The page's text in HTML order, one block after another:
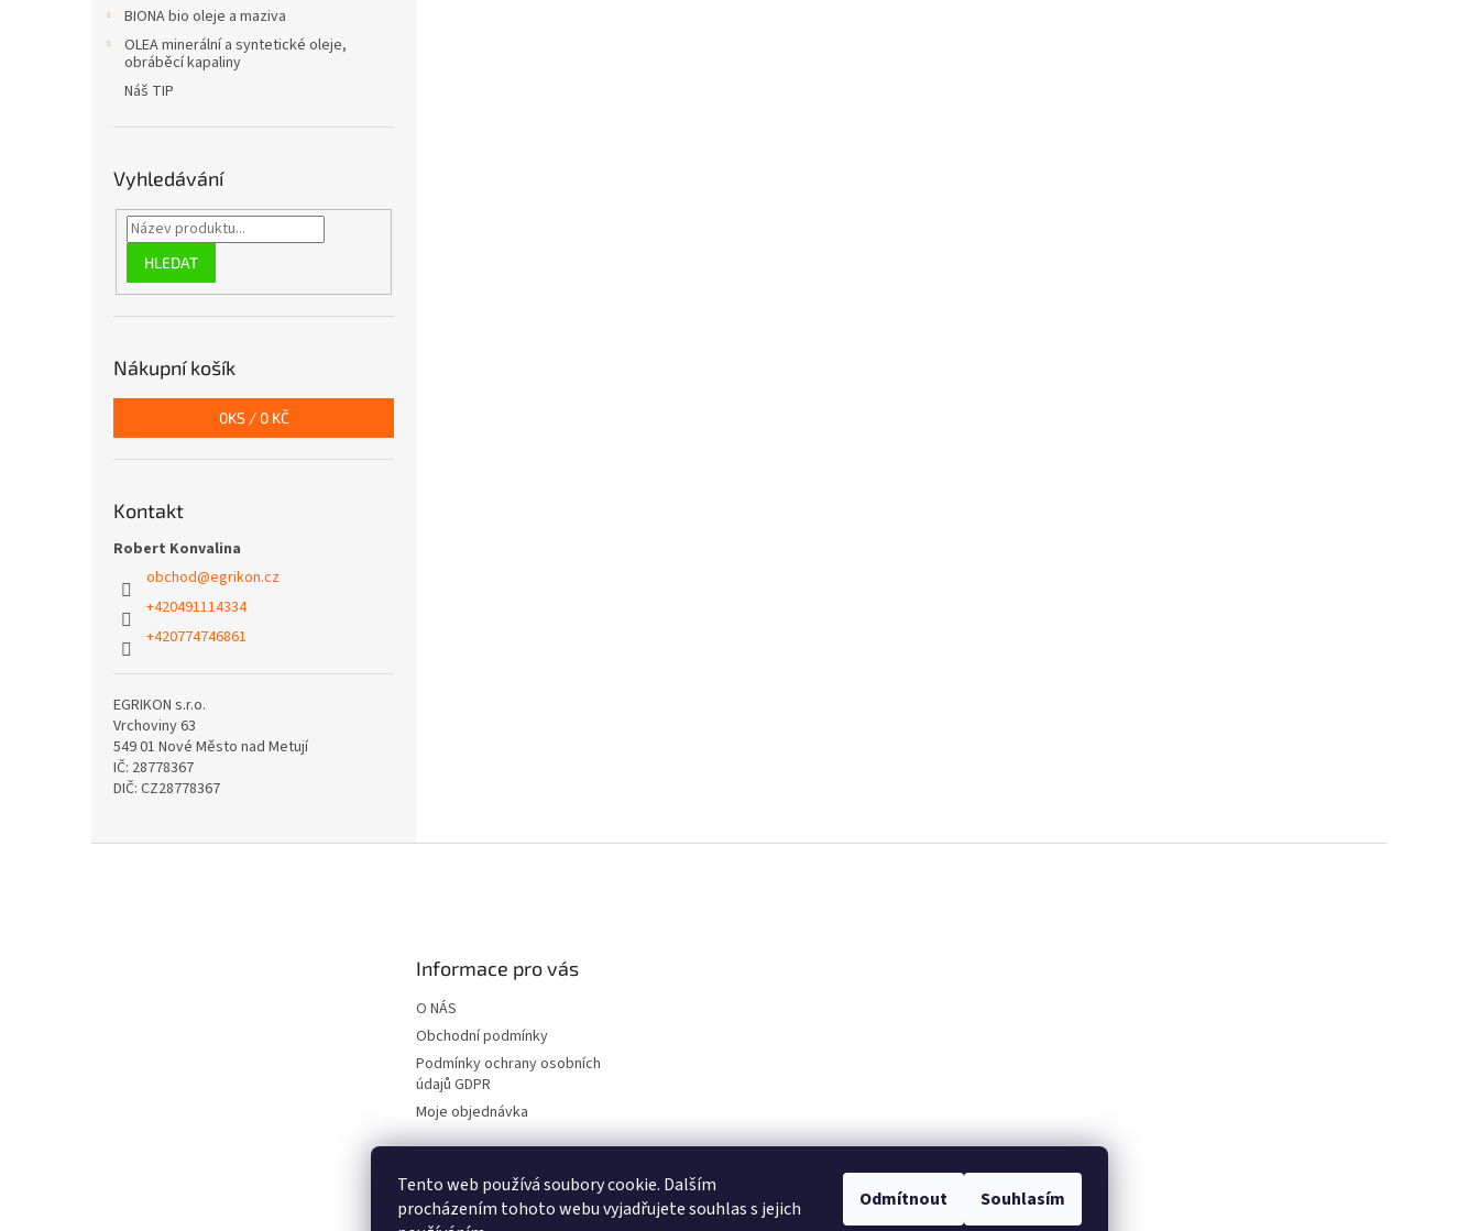
Tento web používá soubory cookie. Dalším
procházením tohoto webu vyjadřujete souhlas s jejich
Odmítnout Souhlasím
BIONA bio oleje a maziva
OLEA minerální a syntetické oleje,
obráběcí kapaliny
Náš TIP
Vyhledávání
HLEDAT
Nákupní košík
0KS / 0 KČ
Kontakt
Robert Konvalina
obchod@egrikon.cz
+420491114334
+420774746861
EGRIKON s.r.o.
Vrchoviny 63
549 01 Nové Město nad Metují
IČ: 28778367
DIČ: CZ28778367
Informace pro vás
O NÁS
Obchodní podmínky
Podmínky ochrany osobních
údajů GDPR
Moje objednávka
nahradni-uhliky.cz